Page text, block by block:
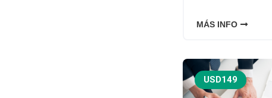
MÁS INFO
USD149